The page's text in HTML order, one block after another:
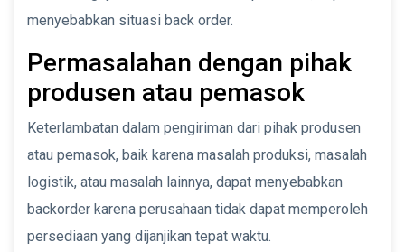
menyebabkan situasi back order.
Permasalahan dengan pihak
produsen atau pemasok
Keterlambatan dalam pengiriman dari pihak produsen
atau pemasok, baik karena masalah produksi, masalah
logistik, atau masalah lainnya, dapat menyebabkan
backorder karena perusahaan tidak dapat memperoleh
persediaan yang dijanjikan tepat waktu.